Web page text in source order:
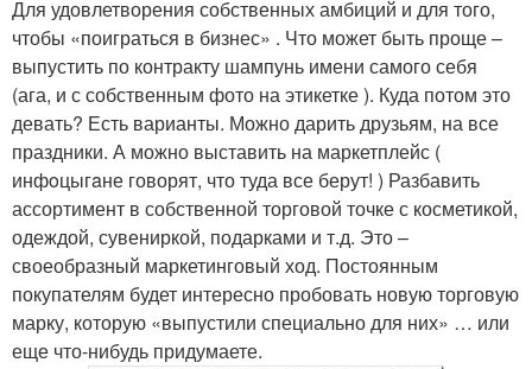
Для удовлетворения собственных амбиций и для того,
чтобы «поиграться в бизнес» . Что может быть проще –
выпустить по контракту шампунь имени самого себя
(ага, и с собственным фото на этикетке ). Куда потом это
девать? Есть варианты. Можно дарить друзьям, на все
праздники. А можно выставить на маркетплейс (
инфoцыгaне говорят, что туда все берут! ) Разбавить
ассортимент в собственной торговой точке с косметикой,
одеждой, сувениркой, подарками и т.д. Это –
своеобразный маркетинговый ход. Постоянным
покупателям будет интересно пробовать новую торговую
марку, которую «выпустили специально для них» … или
еще что-нибудь придумаете.